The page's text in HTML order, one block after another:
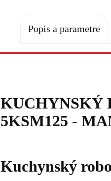
Popis a parametre
KUCHYNSKÝ
5KSM125 -
Kuchynský